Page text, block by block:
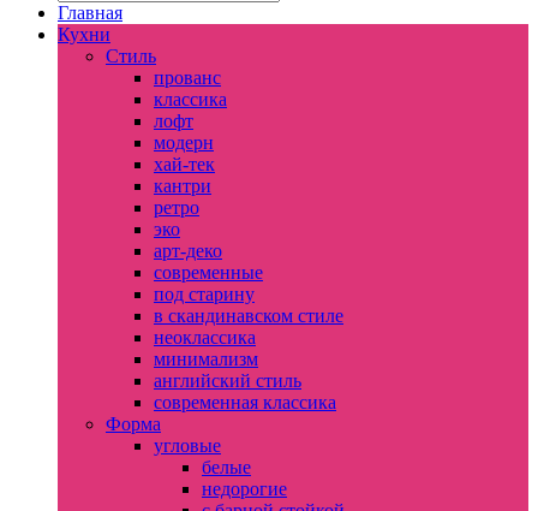
Главная
Кухни
Стиль
прованс
классика
лофт
модерн
хай-тек
кантри
ретро
эко
арт-деко
современные
под старину
в скандинавском стиле
неоклассика
минимализм
английский стиль
современная классика
Форма
угловые
белые
недорогие